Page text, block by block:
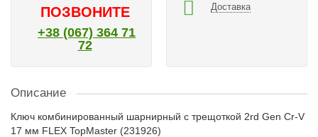
ПОЗВОНИТЕ
+38 (067) 364 71
72
Доставка
Описание
Ключ комбинированный шарнирный с трещоткой 2rd Gen Cr-V
17 мм FLEX TopMaster (231926)